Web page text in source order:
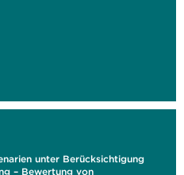
unter Berücksichtigung
– Bewertung von